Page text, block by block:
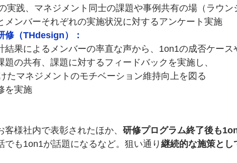
践、マネジメント同士の課題や事例共有の場（ラウン
ンバーそれぞれの実施状況に対するアンケート実施
（THdesign）：
果によるメンバーの率直な声から、1on1の成否ケース
共有、課題に対するフィードバックを実施し、
マネジメントのモチベーション維持向上を図る
を実施
様社内で表彰されたほか、 研修プログラム終了後も
でも1on1が話題になるなど。狙い通り 継続的な施策とし